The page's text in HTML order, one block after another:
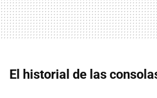
El historial de las